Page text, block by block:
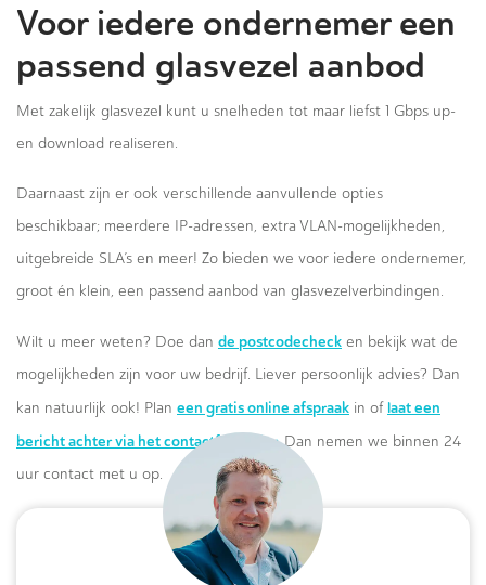
Voor iedere ondernemer een
passend glasvezel aanbod
Met zakelijk glasvezel kunt u snelheden tot maar liefst 1 Gbps up-
en download realiseren.
Daarnaast zijn er ook verschillende aanvullende opties
beschikbaar; meerdere IP-adressen, extra VLAN-mogelijkheden,
uitgebreide SLA’s en meer! Zo bieden we voor iedere ondernemer,
groot én klein, een passend aanbod van glasvezelverbindingen.
Wilt u meer weten? Doe dan de postcodecheck en bekijk wat de
mogelijkheden zijn voor uw bedrijf. Liever persoonlijk advies? Dan
kan natuurlijk ook! Plan een gratis online afspraak in of laat een
bericht achter via het contactformulier.Dan nemen we binnen 24
uur contact met u op.